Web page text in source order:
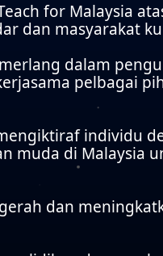
for Malaysia
dan masyarakat
dalam
pelbagai
individu
muda di Malaysia
dan